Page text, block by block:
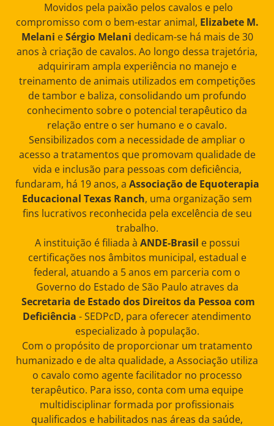
Movidos pela paixão pelos cavalos e pelo
compromisso com o bem-estar animal, Elizabete M.
Melani eSérgio Melani dedicam-se há mais de 30
anos à criação de cavalos. Ao longo dessa trajetória,
adquiriram ampla experiência no manejo e
treinamento de animais utilizados em competições
de tambor e baliza, consolidando um profundo
conhecimento sobre o potencial terapêutico da
relação entre o ser humano e o cavalo.
Sensibilizados com a necessidade de ampliar o
acesso a tratamentos que promovam qualidade de
vida e inclusão para pessoas com deficiência,
fundaram, há 19 anos, a Associação de Equoterapia
Educacional Texas Ranch, uma organização sem
fins lucrativos reconhecida pela excelência de seu
trabalho.
A instituição é filiada à ANDE-Brasil e possui
certificações nos âmbitos municipal, estadual e
federal, atuando a 5 anos em parceria com o
Governo do Estado de São Paulo atraves da
Secretaria de Estado dos Direitos da Pessoa com
Deficiência - SEDPcD, para oferecer atendimento
especializado à população.
Com o propósito de proporcionar um tratamento
humanizado e de alta qualidade, a Associação utiliza
o cavalo como agente facilitador no processo
terapêutico. Para isso, conta com uma equipe
multidisciplinar formada por profissionais
qualificados e habilitados nas áreas da saúde,